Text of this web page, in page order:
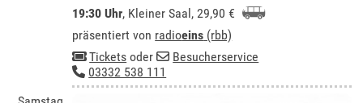
19:30 Uhr, Kleiner Saal, 29,90 €
präsentiert von radioeins (rbb)
Tickets oder
Besucherservice
03332 538 111